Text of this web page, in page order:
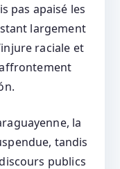
pas apaisé les
largement
raciale et
affrontement
la
tandis
publics